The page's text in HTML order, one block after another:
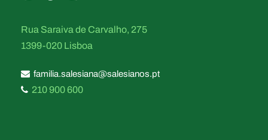
Rua Saraiva de Carvalho, 275
1399-020 Lisboa
familia.salesiana@salesianos.pt
210 900 600